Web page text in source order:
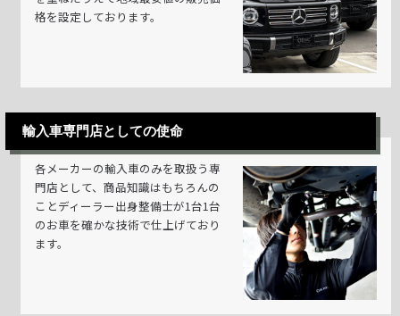
格を設定しております。
輸入車専門店としての使命
各メーカーの輸入車のみを取扱う専
門店として、商品知識はもちろんの
ことディーラー出身整備士が1台1台
のお車を確かな技術で仕上げており
ます。